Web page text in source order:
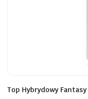
Top Hybrydowy